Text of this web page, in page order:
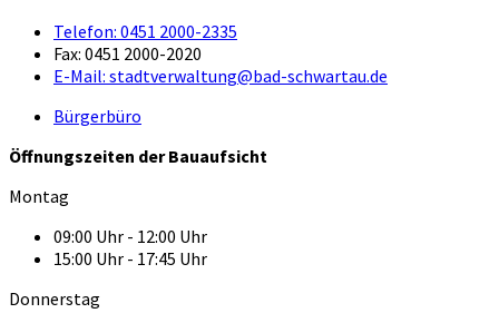
Telefon: 0451 2000-2335
Fax: 0451 2000-2020
E-Mail: stadtverwaltung@bad-schwartau.de
Bürgerbüro
Öffnungszeiten der Bauaufsicht
Montag
09:00 Uhr - 12:00 Uhr
15:00 Uhr - 17:45 Uhr
Donnerstag